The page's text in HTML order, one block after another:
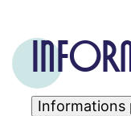
Informations